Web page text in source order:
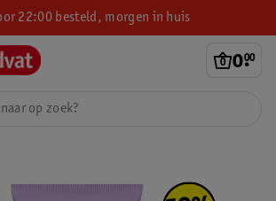
22:00 besteld, morgen in huis
0.
00